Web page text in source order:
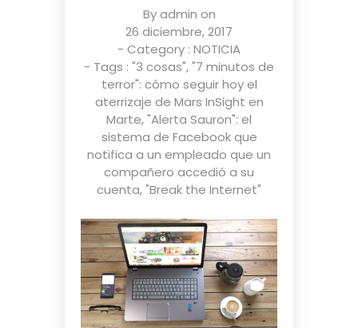
Byadmin on
26 diciembre, 2017
- Category : NOTICIA
- Tags : "3 cosas","7 minutos de
terror": cómo seguir hoy el
aterrizaje de Mars InSight en
Marte,"Alerta Sauron": el
sistema de Facebook que
notifica a un empleado que un
compañero accedió a su
cuenta,"Break the Internet"